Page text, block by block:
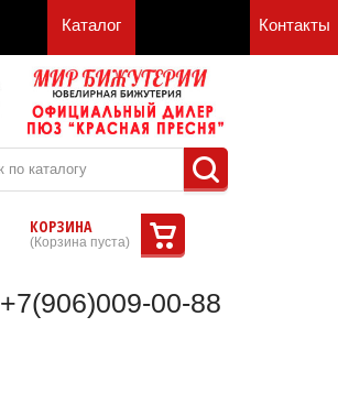
Каталог Контакты
КОРЗИНА
(Корзина пуста)
+7(906)009-00-88